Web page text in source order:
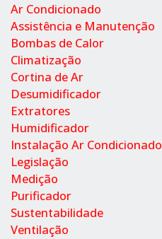
Ar Condicionado
Assistência e Manutenção
Bombas de Calor
Climatização
Cortina de Ar
Desumidificador
Extratores
Humidificador
Instalação Ar Condicionado
Legislação
Medição
Purificador
Sustentabilidade
Ventilação